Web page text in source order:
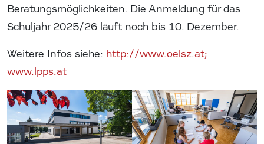
Beratungsmöglichkeiten. Die Anmeldung für das
Schuljahr 2025/26 läuft noch bis 10. Dezember.
Weitere Infos siehe: http://www.oelsz.at;
www.lpps.at